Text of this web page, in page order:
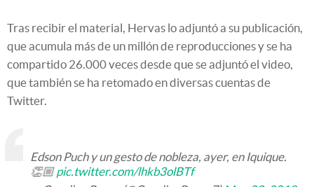
Tras recibir el material, Hervas lo adjuntó a su publicación,
que acumula más de un millón de reproducciones y se ha
compartido 26.000 veces desde que se adjuntó el video,
que también se ha retomado en diversas cuentas de
Twitter.
Edson Puch y un gesto de nobleza, ayer, en Iquique.
👏🏼pic.twitter.com/lhkb3olBTf